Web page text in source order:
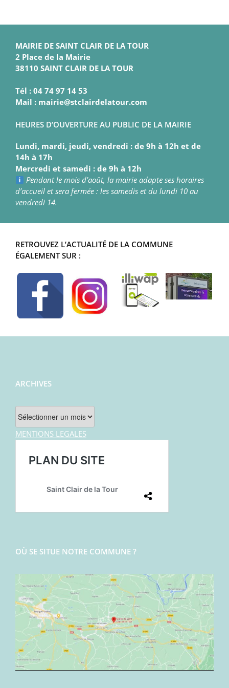
MAIRIE DE SAINT CLAIR DE LA TOUR
2 Place de la Mairie
38110 SAINT CLAIR DE LA TOUR
Tél : 04 74 97 14 53
Mail : mairie@stclairdelatour.com
HEURES D’OUVERTURE AU PUBLIC DE LA MAIRIE
Lundi, mardi, jeudi, vendredi : de 9h à 12h et de
14h à 17h
Mercredi et samedi : de 9h à 12h
Pendant le mois d’août, la mairie adapte ses horaires
d’accueil et sera fermée : les samedis et du lundi 10 au
vendredi 14.
RETROUVEZ L’ACTUALITÉ DE LA COMMUNE
ÉGALEMENT SUR :
ARCHIVES
Archives
MENTIONS LEGALES
OÙ SE SITUE NOTRE COMMUNE ?